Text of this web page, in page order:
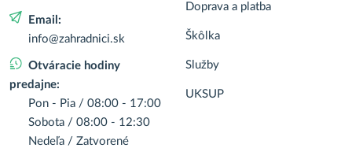
Email:
info@zahradnici.sk
Otváracie hodiny
predajne:
Pon - Pia / 08:00 - 17:00
Sobota / 08:00 - 12:30
Nedeľa / Zatvorené
Doprava a platba
Škôlka
Služby
UKSUP